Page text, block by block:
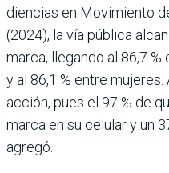
diencias en Movimiento
(2024), la vía pública
marca, llegando al 86,7
y al 86,1 % entre
acción, pues el 97 % de
marca en su celular y un
agregó.